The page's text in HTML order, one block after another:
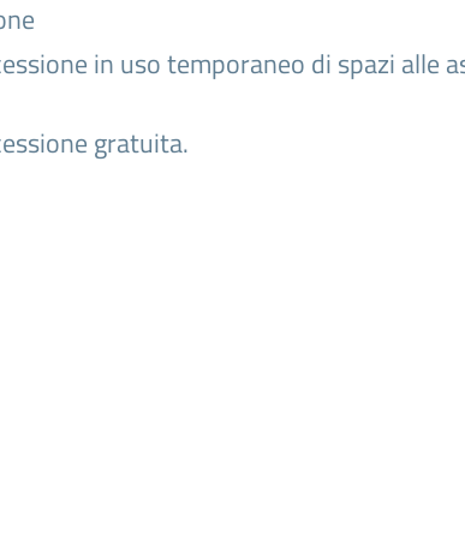
in uso temporaneo di spazi alle
gratuita.